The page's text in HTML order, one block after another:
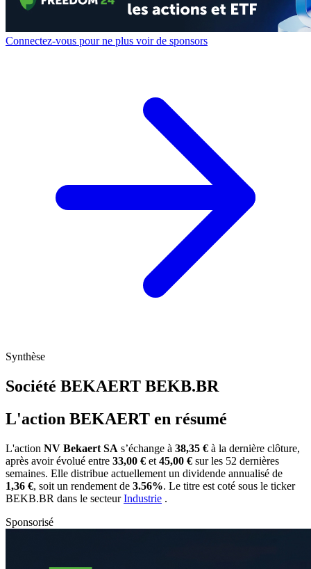
Connectez-vous pour ne plus voir de sponsors
Synthèse
Société BEKAERT BEKB.BR
L'action BEKAERT en résumé
L'action NV Bekaert SA s’échange à 38,35 € à la dernière clôture,
après avoir évolué entre 33,00 € et 45,00 € sur les 52 dernières
semaines. Elle distribue actuellement un dividende annualisé de
1,36 €, soit un rendement de 3.56%. Le titre est coté sous le ticker
BEKB.BR dans le secteurIndustrie .
Sponsorisé